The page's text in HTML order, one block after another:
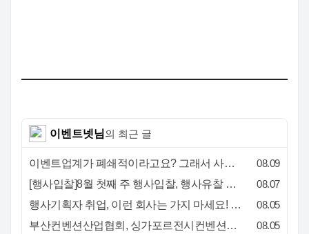
이벤트넷님의 최근 글
이벤트업계가 폐쇄적이라고요? 그래서 사람이 안 옵니다
08.09
[행사입찰]8월 첫째 주 행사입찰, 행사유찰 결과
08.07
행사기획자 취업, 이런 회사는 가지 마세요! 신입이 꼭 알아야 할 5가지 기준[이벤트산업 팩트체크#3]
08.05
부산컨벤션산업협회, 싱가포르전시컨벤션협회(SACEOS)와 업무협약 체결… 아시아 마이스 협력 확대
08.05